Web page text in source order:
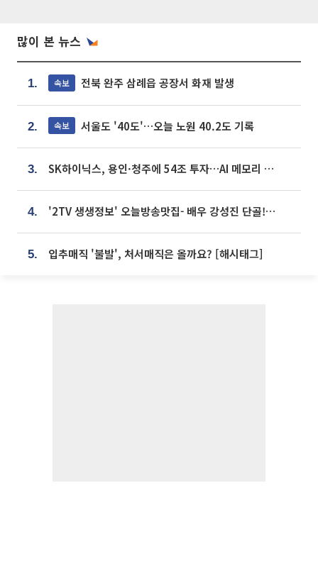
많이 본 뉴스
1. 속보 전북 완주 삼례읍 공장서 화재 발생
2. 속보 서울도 '40도'…오늘 노원 40.2도 기록
3. SK하이닉스, 용인·청주에 54조 투자…AI 메모리 생산기지 키운다
4. '2TV 생생정보' 오늘방송맛집- 배우 강성진 단골! 쌀국수ㆍ푸팟퐁 커리 맛집 '블○○○'
5. 입추매직 '불발', 처서매직은 올까요? [해시태그]